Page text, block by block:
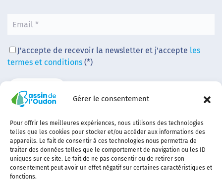
Gérer le consentement
Pour offrir les meilleures expériences, nous utilisons des technologies
telles que les cookies pour stocker et/ou accéder aux informations des
appareils. Le fait de consentir à ces technologies nous permettra de
traiter des données telles que le comportement de navigation ou les ID
uniques sur ce site. Le fait de ne pas consentir ou de retirer son
consentement peut avoir un effet négatif sur certaines caractéristiques et
fonctions.
J'accepte de recevoir la newsletter et j'accepte les
termes et conditions (*)